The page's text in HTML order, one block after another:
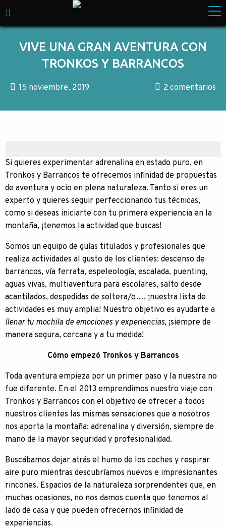
Skip to content
VIVE UNA GRAN AVENTURA CON
TRONKOS Y BARRANCOS
15 noviembre, 2019 2 comentarios
Si quieres experimentar adrenalina en estado puro, en
Tronkos y Barrancos te ofrecemos infinidad de propuestas
de aventura y ocio en plena naturaleza. Tanto si eres un
experto y quieres seguir perfeccionando tus técnicas,
como si deseas iniciarte con tu primera experiencia en la
montaña, ¡tenemos la actividad que buscas!
Somos un equipo de guías titulados y profesionales que
realiza actividades al gusto de los clientes: descenso de
barrancos, vía ferrata, espeleología, escalada, puenting,
aguas vivas, multiaventura para escolares, salto desde
acantilados, despedidas de soltera/o…, ¡nuestra lista de
actividades es muy amplia! Nuestro objetivo es ayudarte a
llenar tu mochila de emociones y experiencias, ¡siempre de
manera segura, cercana y a tu medida!
Cómo empezó Tronkos y Barrancos
Toda aventura empieza por un primer paso y la nuestra no
fue diferente. En el 2013 emprendimos nuestro viaje con
Tronkos y Barrancos con el objetivo de ofrecer a todos
nuestros clientes las mismas sensaciones que a nosotros
nos aporta la montaña: adrenalina y diversión, siempre de
mano de la mayor seguridad y profesionalidad.
Buscábamos dejar atrás el humo de los coches y respirar
aire puro mientras descubríamos nuevos e impresionantes
rincones. Espacios de la naturaleza sorprendentes que, en
muchas ocasiones, no nos damos cuenta que tenemos al
lado de casa y que pueden ofrecernos infinidad de
experiencias.